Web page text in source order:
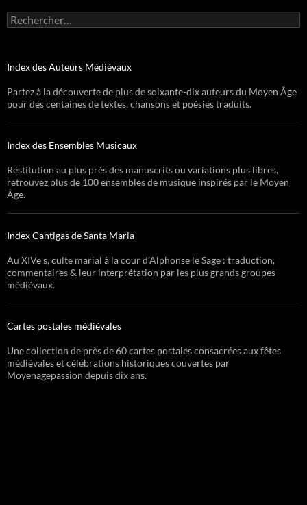
Rechercher :
Index des Auteurs Médiévaux
Partez à la découverte de plus de soixante-dix auteurs du Moyen Âge
pour des centaines de textes, chansons et poésies traduits.
Index des Ensembles Musicaux
Restitution au plus près des manuscrits ou variations plus libres,
retrouvez plus de 100 ensembles de musique inspirés par le Moyen
Âge.
Index Cantigas de Santa Maria
Au XIVe s, culte marial à la cour d’Alphonse le Sage : traduction,
commentaires & leur interprétation par les plus grands groupes
médiévaux.
Cartes postales médiévales
Une collection de près de 60 cartes postales consacrées aux fêtes
médiévales et célébrations historiques couvertes par
Moyenagepassion depuis dix ans.